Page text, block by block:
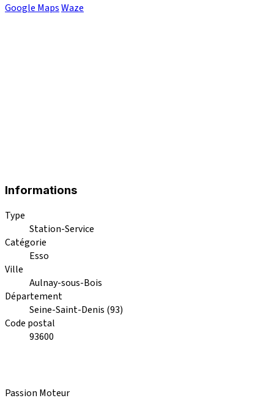
Google MapsWaze
Informations
Type
Station-Service
Catégorie
Esso
Ville
Aulnay-sous-Bois
Département
Seine-Saint-Denis (93)
Code postal
93600
Passion Moteur